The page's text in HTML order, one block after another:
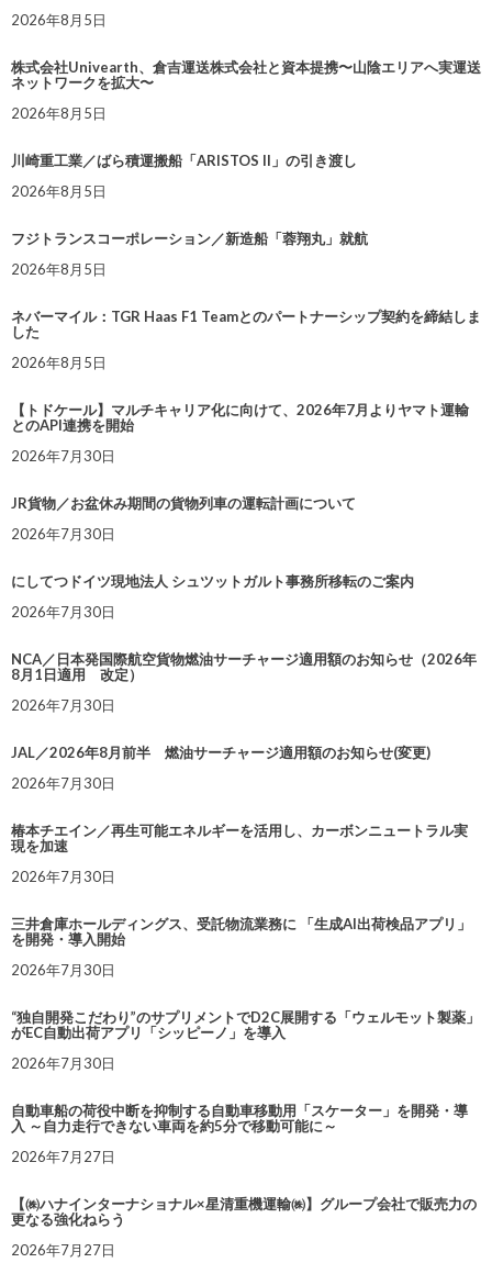
2026年8月5日
株式会社Univearth、倉吉運送株式会社と資本提携〜山陰エリアへ実運送
ネットワークを拡大〜
2026年8月5日
川崎重工業／ばら積運搬船「ARISTOS II」の引き渡し
2026年8月5日
フジトランスコーポレーション／新造船「蓉翔丸」就航
2026年8月5日
ネバーマイル：TGR Haas F1 Teamとのパートナーシップ契約を締結しま
した
2026年8月5日
【トドケール】マルチキャリア化に向けて、2026年7月よりヤマト運輸
とのAPI連携を開始
2026年7月30日
JR貨物／お盆休み期間の貨物列車の運転計画について
2026年7月30日
にしてつドイツ現地法人 シュツットガルト事務所移転のご案内
2026年7月30日
NCA／日本発国際航空貨物燃油サーチャージ適用額のお知らせ（2026年
8月1日適用 改定）
2026年7月30日
JAL／2026年8月前半 燃油サーチャージ適用額のお知らせ(変更)
2026年7月30日
椿本チエイン／再生可能エネルギーを活用し、カーボンニュートラル実
現を加速
2026年7月30日
三井倉庫ホールディングス、受託物流業務に 「生成AI出荷検品アプリ」
を開発・導入開始
2026年7月30日
“独自開発こだわり”のサプリメントでD2C展開する「ウェルモット製薬」
がEC自動出荷アプリ「シッピーノ」を導入
2026年7月30日
自動車船の荷役中断を抑制する自動車移動用「スケーター」を開発・導
入 ～自力走行できない車両を約5分で移動可能に～
2026年7月27日
【㈱ハナインターナショナル×星清重機運輸㈱】グループ会社で販売力の
更なる強化ねらう
2026年7月27日